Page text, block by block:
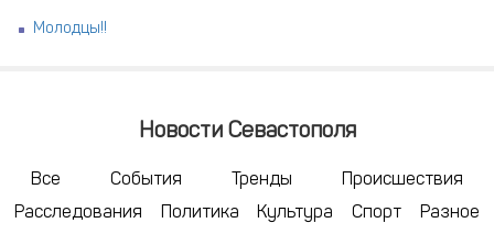
Молодцы!!
Новости Севастополя
Все События Тренды
Происшествия
Расследования
Политика Культура Спорт Разное